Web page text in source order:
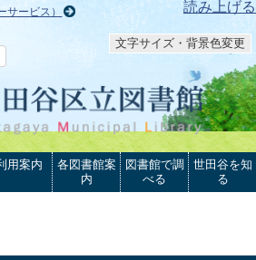
読み上げる
サービス）
文字サイズ・背景色変更
用案内
各図書館案
内
図書館で調
べる
世田谷を知
る